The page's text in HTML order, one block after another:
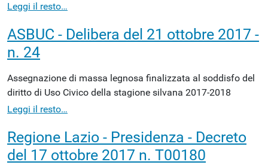
Leggi il resto…
ASBUC - Delibera del 21 ottobre 2017 -
n. 24
Assegnazione di massa legnosa finalizzata al soddisfo del
diritto di Uso Civico della stagione silvana 2017-2018
Leggi il resto…
Regione Lazio - Presidenza - Decreto
del 17 ottobre 2017 n. T00180